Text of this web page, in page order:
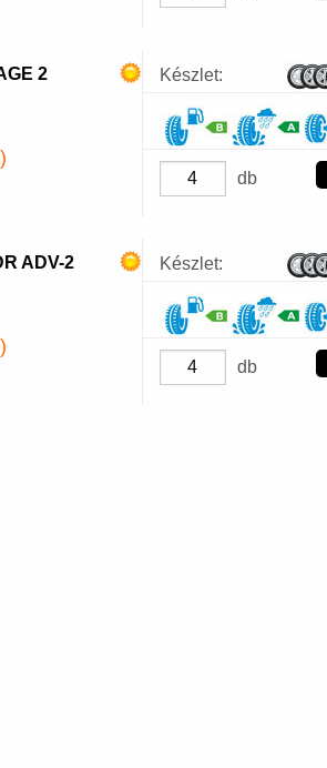
2 Készlet:
db
ADV-2 Készlet:
db